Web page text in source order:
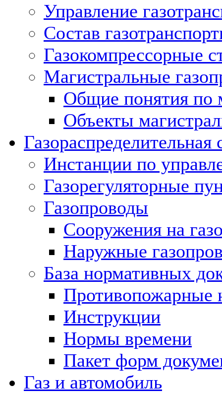
Управление
Состав
Газокомпрессорные
Магистральные
Общие понятия по
Объекты
Газораспределительная
Инстанции по
Газорегуляторные
Газопроводы
Сооружения на
Наружные
База нормативных
Противопожарные
Инструкции
Нормы времени
Пакет форм
Газ и автомобиль